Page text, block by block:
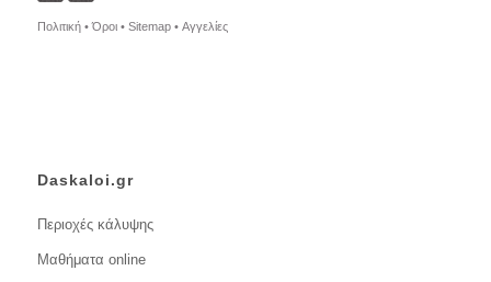
Πολιτική •Όροι • Sitemap • Αγγελίες
Daskaloi.gr
Περιοχές κάλυψης
Μαθήματα online